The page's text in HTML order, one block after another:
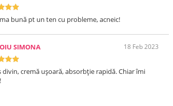
bună pt un ten cu probleme, acneic!
SIMONA 18 Feb 2023
divin, cremă ușoară, absorbție rapidă. Chiar îmi